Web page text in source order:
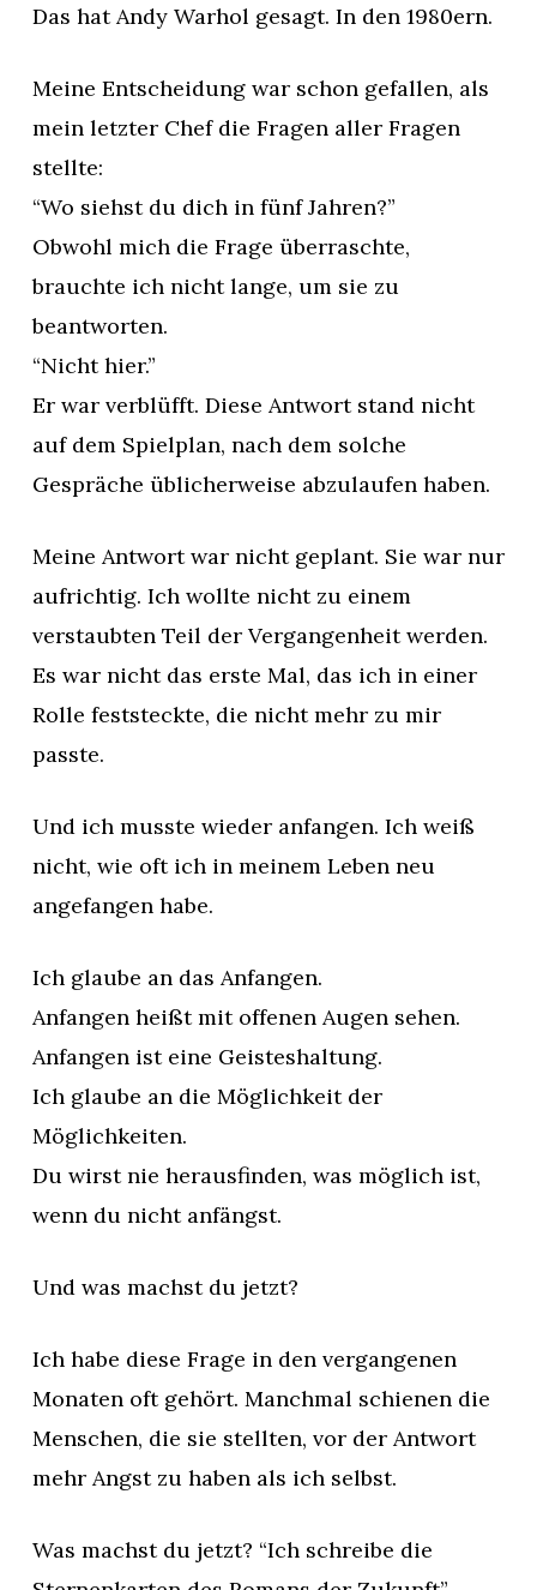
Das hat Andy Warhol gesagt. In den 1980ern.
Meine Entscheidung war schon gefallen, als
mein letzter Chef die Fragen aller Fragen
stellte:
“Wo siehst du dich in fünf Jahren?”
Obwohl mich die Frage überraschte,
brauchte ich nicht lange, um sie zu
beantworten.
“Nicht hier.”
Er war verblüfft. Diese Antwort stand nicht
auf dem Spielplan, nach dem solche
Gespräche üblicherweise abzulaufen haben.
Meine Antwort war nicht geplant. Sie war nur
aufrichtig. Ich wollte nicht zu einem
verstaubten Teil der Vergangenheit werden.
Es war nicht das erste Mal, das ich in einer
Rolle feststeckte, die nicht mehr zu mir
passte.
Und ich musste wieder anfangen. Ich weiß
nicht, wie oft ich in meinem Leben neu
angefangen habe.
Ich glaube an das Anfangen.
Anfangen heißt mit offenen Augen sehen.
Anfangen ist eine Geisteshaltung.
Ich glaube an die Möglichkeit der
Möglichkeiten.
Du wirst nie herausfinden, was möglich ist,
wenn du nicht anfängst.
Und was machst du jetzt?
Ich habe diese Frage in den vergangenen
Monaten oft gehört. Manchmal schienen die
Menschen, die sie stellten, vor der Antwort
mehr Angst zu haben als ich selbst.
Was machst du jetzt? “Ich schreibe die